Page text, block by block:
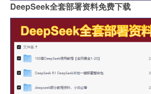
DeepSeek全套部署资料免费下载